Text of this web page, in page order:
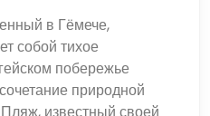
в Гёмече,
собой тихое
побережье
природной
известный своей